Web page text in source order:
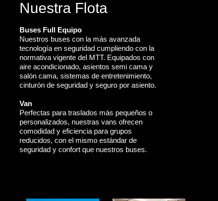
Nuestra Flota
Buses Full Equipo
Nuestros buses con la más avanzada
tecnología en seguridad cumpliendo con la
normativa vigente del MTT. Equipados con
aire acondicionado, asientos semi cama y
salón cama, sistemas de entretenimiento,
cinturón de seguridad y seguro por asiento.
Van
Perfectas para traslados más pequeños o
personalizados, nuestras vans ofrecen
comodidad y eficiencia para grupos
reducidos, con el mismo estándar de
seguridad y confort que nuestros buses.